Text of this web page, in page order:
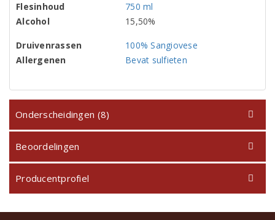
Flesinhoud
750 ml
Alcohol
15,50%
Druivenrassen
100% Sangiovese
Allergenen
Bevat sulfieten
Onderscheidingen (8)
Beoordelingen
Producentprofiel